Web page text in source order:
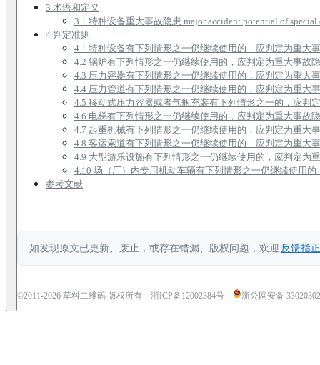
3 术语和定义
3.1 特种设备重大事故隐患 major accident potential of special
4 判定准则
4.1 特种设备有下列情形之一仍继续使用的，应判定为重大
4.2 锅炉有下列情形之一仍继续使用的，应判定为重大事故
4.3 压力容器有下列情形之一仍继续使用的，应判定为重大
4.4 压力管道有下列情形之一仍继续使用的，应判定为重大
4.5 移动式压力容器或者气瓶充装有下列情形之一的，应判
4.6 电梯有下列情形之一仍继续使用的，应判定为重大事故
4.7 起重机械有下列情形之一仍继续使用的，应判定为重大
4.8 客运索道有下列情形之一仍继续使用的，应判定为重大
4.9 大型游乐设施有下列情形之一仍继续使用的，应判定为
4.10 场（厂）内专用机动车辆有下列情形之一仍继续使用
参考文献
如发现原文已更新、废止，或存在错漏、版权问题，欢迎 反馈指正
©2011-2026 草料二维码 版权所有 浙ICP备12002384号 浙公网安备